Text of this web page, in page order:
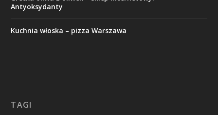
Antyoksydanty
Kuchnia włoska – pizza Warszawa
TAGI